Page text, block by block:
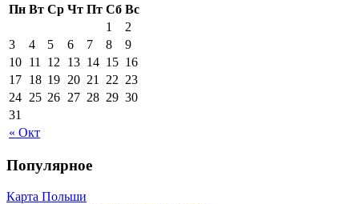
Пн Вт Ср Чт Пт Сб Вс
« Окт
1
2
3
4 5 6 7 8
9
10 11 12 13 14 15 16
17 18 19 20 21 22 23
24 25 26 27 28 29 30
31
Популярное
Карта Польши